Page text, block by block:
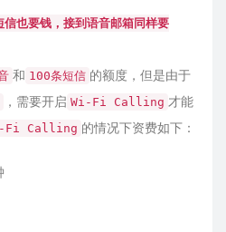
也要钱，接到语音邮箱同样要
和 100条短信 的额度，但是由于
，需要开启 Wi-Fi Calling 才能
Fi Calling 的情况下资费如下：